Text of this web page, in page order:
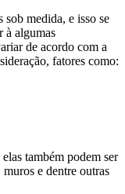
sob medida, e isso se
à algumas
de acordo com a
fatores como:
também podem ser
e dentre outras